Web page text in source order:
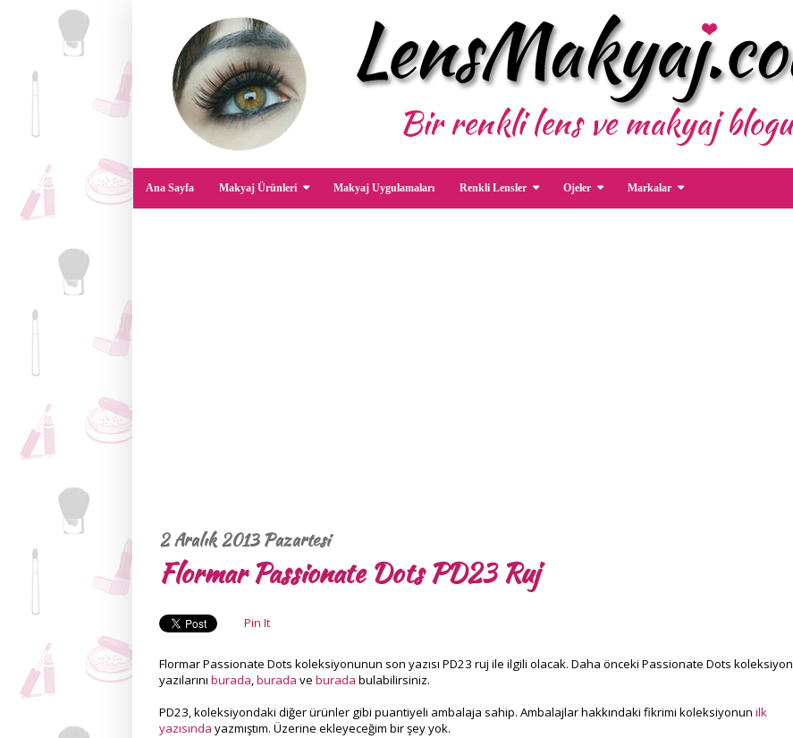
Ana Sayfa Makyaj Ürünleri Makyaj Uygulamaları Renkli Lensler Ojeler Markalar
2 Aralık 2013 Pazartesi
Flormar Passionate Dots PD23 Ruj
Pin It
Flormar Passionate Dots koleksiyonunun son yazısı PD23 ruj ile ilgili olacak. Daha önceki Passionate Dots koleksiyon
yazılarını burada,burada ve burada bulabilirsiniz.
PD23, koleksiyondaki diğer ürünler gibi puantiyeli ambalaja sahip. Ambalajlar hakkındaki fikrimi koleksiyonun ilk
yazısında yazmıştım. Üzerine ekleyeceğim bir şey yok.